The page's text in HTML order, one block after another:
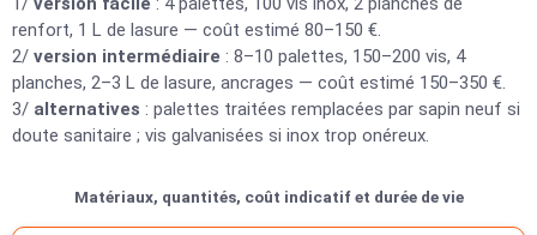
renfort, 1 L de lasure — coût estimé 80–150 €.
2/ version intermédiaire : 8–10 palettes, 150–200 vis, 4
planches, 2–3 L de lasure, ancrages — coût estimé 150–350 €.
3/ alternatives : palettes traitées remplacées par sapin neuf si
doute sanitaire ; vis galvanisées si inox trop onéreux.
Matériaux, quantités, coût indicatif et durée de vie